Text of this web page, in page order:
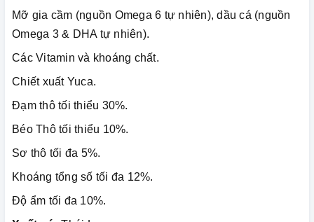
Mỡ gia cầm (nguồn Omega 6 tự nhiên), dầu cá (nguồn
Omega 3 & DHA tự nhiên).
Các Vitamin và khoáng chất.
Chiết xuất Yuca.
Đạm thô tối thiểu 30%.
Béo Thô tối thiểu 10%.
Sơ thô tối đa 5%.
Khoáng tổng số tối đa 12%.
Độ ẩm tối đa 10%.